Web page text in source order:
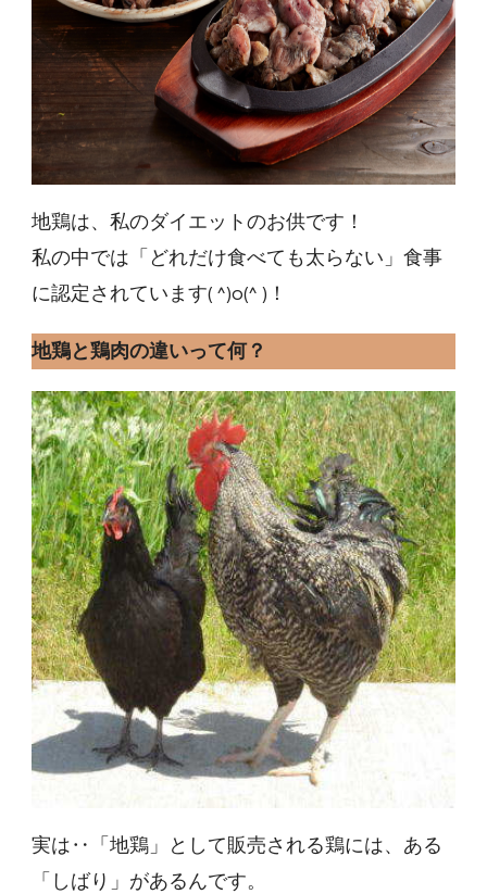
地鶏は、私のダイエットのお供です！
私の中では「どれだけ食べても太らない」食事
に認定されています( ^)o(^ )！
地鶏と鶏肉の違いって何？
実は‥「地鶏」として販売される鶏には、ある
「しばり」があるんです。